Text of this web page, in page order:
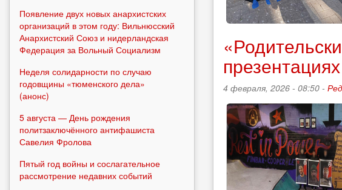
4 февраля, 2026 - 08:50 -
Появление двух новых анархистских
организаций в этом году: Вильнюсский
Анархистский Союз и нидерландская
Федерация за Вольный Социализм
Неделя солидарности по случаю
годовщины «тюменского дела»
(анонс)
5 августа — День рождения
политзаключённого антифашиста
Савелия Фролова
Пятый год войны и сослагательное
рассмотрение недавних событий